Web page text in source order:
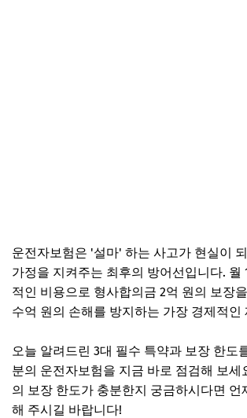
운전자보험은 '설마' 하는 사고가 현실이
가정을 지켜주는 최후의 방어선입니다. 월
적인 비용으로 형사합의금 2억 원의 보장
수억 원의 손해를 방지하는 가장 경제적인
오늘 알려드린 3대 필수 특약과 보장 한도
분의 운전자보험을 지금 바로 점검해 보세
의 보장 한도가 충분한지 궁금하시다면 언
해 주시길 바랍니다!